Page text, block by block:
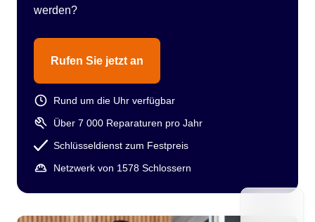
werden?
Rufen Sie jetzt an
Rund um die Uhr verfügbar
Über 7 000 Reparaturen pro Jahr
Schlüsseldienst zum Festpreis
Netzwerk von 1578 Schlossern